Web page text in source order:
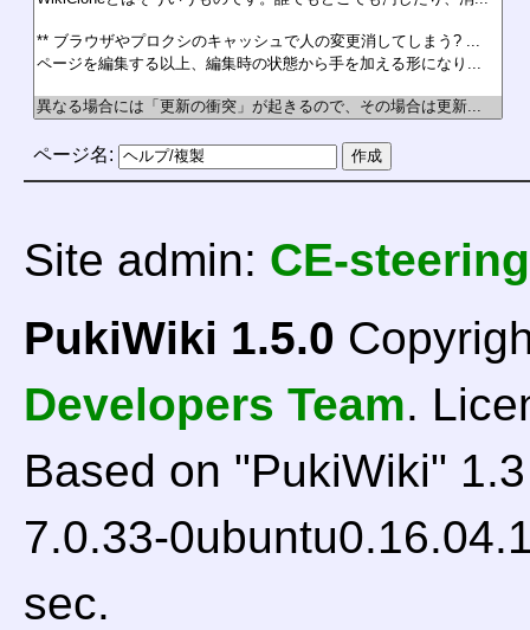
ページ名:
Site admin: CE-steering
PukiWiki 1.5.0
Developers Team.
Based on "PukiWiki"
7.0.33-
sec.